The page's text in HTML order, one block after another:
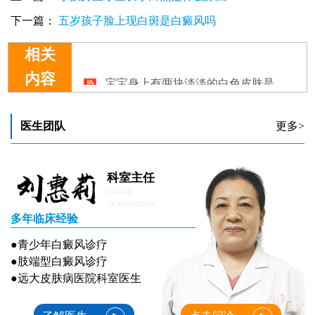
下一篇： 五岁孩子脸上现白斑是白癜风吗
相关
内容
宝宝身上的白癜风该如何控制呢?
医生团队 更多>
科室主任
多年临床经验
●青少年白癜风诊疗
●肢端型白癜风诊疗
●远大皮肤病医院科室医生